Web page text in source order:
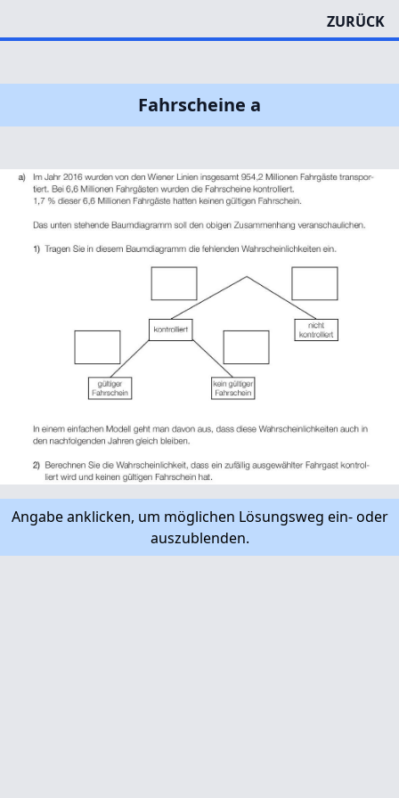
ZURÜCK
Fahrscheine a
Angabe anklicken, um möglichen Lösungsweg ein- oder
auszublenden.